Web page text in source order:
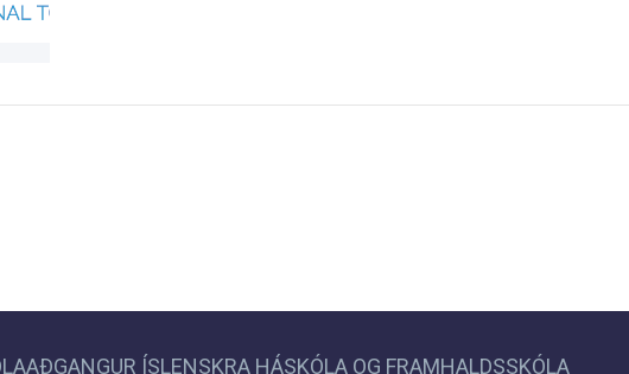
ÍSLENSKRA HÁSKÓLA OG FRAMHALDSSKÓLA